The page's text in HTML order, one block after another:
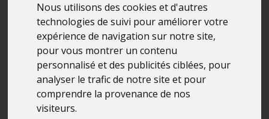
Nous utilisons des cookies et d'autres
technologies de suivi pour améliorer votre
expérience de navigation sur notre site,
pour vous montrer un contenu
personnalisé et des publicités ciblées, pour
analyser le trafic de notre site et pour
comprendre la provenance de nos
visiteurs.